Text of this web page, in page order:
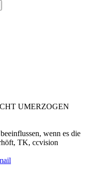
UMERZOGEN
wenn es die
TK, ccvision